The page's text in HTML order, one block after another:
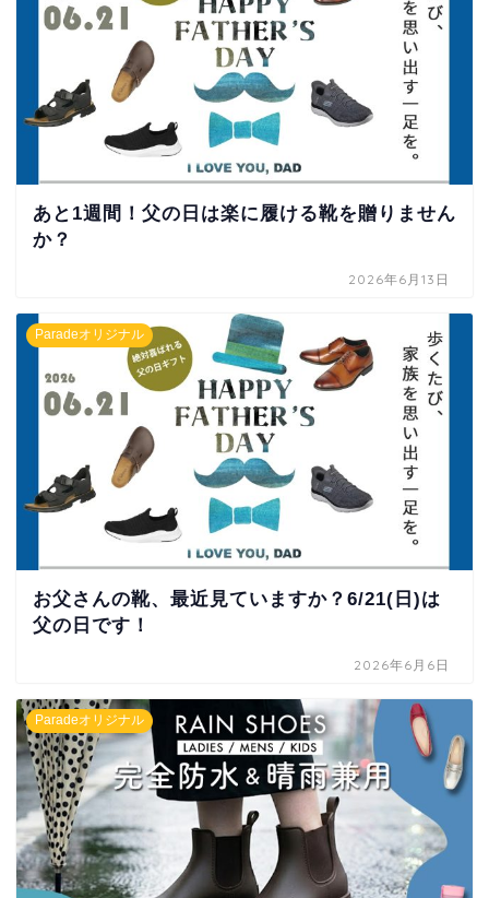
あと1週間！父の日は楽に履ける靴を贈りません
か？
2026年6月13日
Paradeオリジナル
お父さんの靴、最近見ていますか？6/21(日)は
父の日です！
2026年6月6日
Paradeオリジナル